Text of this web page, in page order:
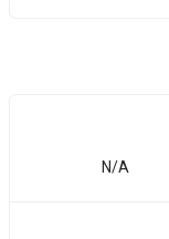
N/A